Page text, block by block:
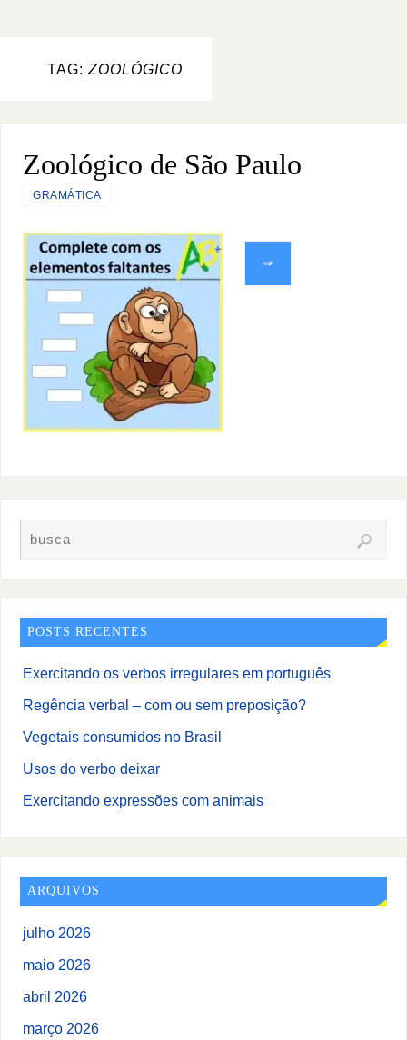
TAG: ZOOLÓGICO
Zoológico de São Paulo
GRAMÁTICA
⇒
POSTS RECENTES
Exercitando os verbos irregulares em português
Regência verbal – com ou sem preposição?
Vegetais consumidos no Brasil
Usos do verbo deixar
Exercitando expressões com animais
ARQUIVOS
julho 2026
maio 2026
abril 2026
março 2026